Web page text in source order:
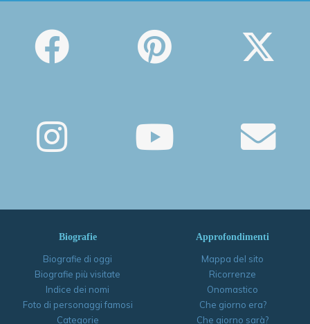
Biografie
Biografie di oggi
Biografie più visitate
Indice dei nomi
Foto di personaggi famosi
Categorie
Approfondimenti
Mappa del sito
Ricorrenze
Onomastico
Che giorno era?
Che giorno sarà?